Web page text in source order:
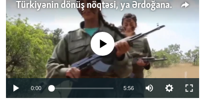
Türkiyənin dönüş nöqtəsi, ya Ərdoğana üçüncü şans: PKK ilə qəfil barışıq nə deməkdir?
No media source currently available
0:00 5:56